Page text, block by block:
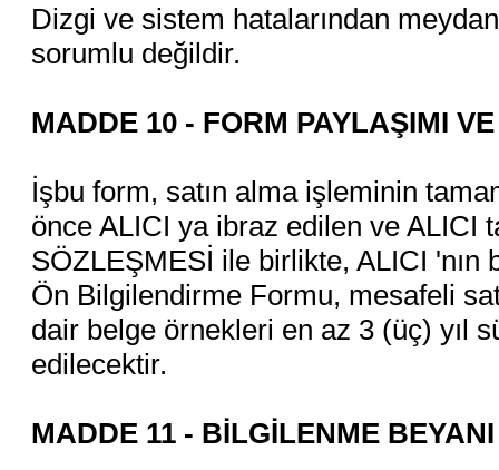
Dizgi ve sistem hatalarından
sorumlu değildir.
MADDE 10 - FORM PAYLAŞIMI
İşbu form, satın alma işleminin
önce ALICI ya ibraz edilen ve ALICI
SÖZLEŞMESİ ile birlikte, ALICI
Ön Bilgilendirme Formu, mesafeli
dair belge örnekleri en az 3 (üç) yıl
edilecektir.
MADDE 11 - BİLGİLENME